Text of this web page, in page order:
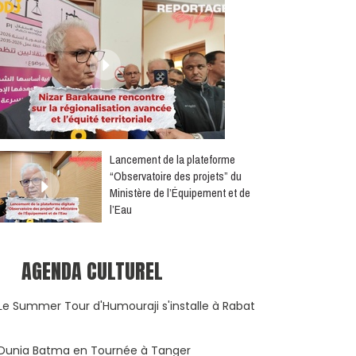
​Lancement de la plateforme
“Observatoire des projets” du
Ministère de l’Équipement et de
l’Eau
AGENDA CULTUREL
Summer Tour d'Humouraji s'installe à Rabat
Batma en Tournée à Tanger